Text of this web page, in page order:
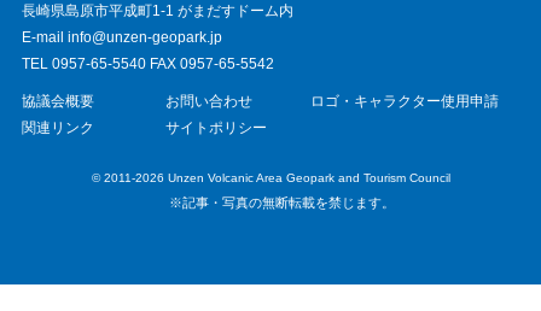
協議会概要 お問い合わせ
ロゴ・キャラクター使用申請
関連リンク
サイトポリシー
© 2011-2026 Unzen Volcanic Area Geopark and Tourism Council
※記事・写真の無断転載を禁じます。
長崎県島原市平成町1-1 がまだすドーム内
E-mail info@unzen-geopark.jp
TEL 0957-65-5540 FAX 0957-65-5542